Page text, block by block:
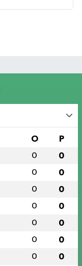
O P
0 0
0 0
0 0
0 0
0 0
0 0
0 0